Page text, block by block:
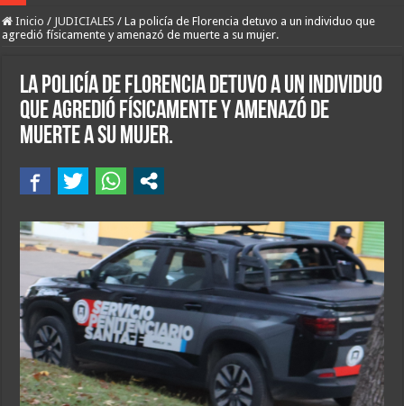
Inicio / JUDICIALES / La policía de Florencia detuvo a un individuo que
agredió físicamente y amenazó de muerte a su mujer.
La policía de Florencia detuvo a un individuo
que agredió físicamente y amenazó de
muerte a su mujer.